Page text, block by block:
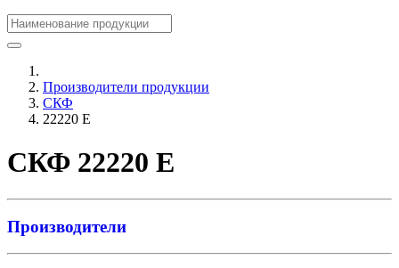
Производители продукции
СКФ
22220 E
СКФ 22220 E
Производители